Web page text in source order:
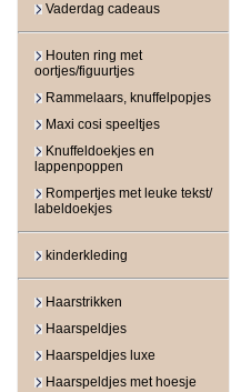
Vaderdag cadeaus
Houten ring met
oortjes/figuurtjes
Rammelaars, knuffelpopjes
Maxi cosi speeltjes
Knuffeldoekjes en
lappenpoppen
Rompertjes met leuke tekst/
labeldoekjes
kinderkleding
Haarstrikken
Haarspeldjes
Haarspeldjes luxe
Haarspeldjes met hoesje